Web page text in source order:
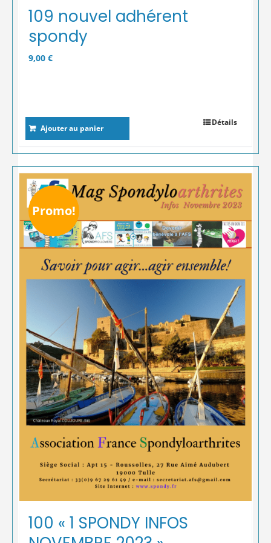
109 nouvel adhérent
spondy
9,00 €
Ajouter au panier
Détails
Promo!
100 « 1 SPONDY INFOS